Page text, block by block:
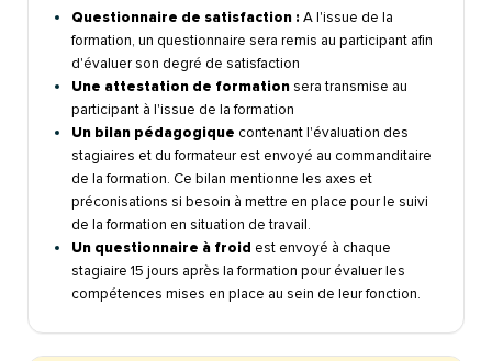
Questionnaire de satisfaction : A l'issue de la
formation, un questionnaire sera remis au participant afin
d'évaluer son degré de satisfaction
Une attestation de formation sera transmise au
participant à l'issue de la formation
Un bilan pédagogique contenant l'évaluation des
stagiaires et du formateur est envoyé au commanditaire
de la formation. Ce bilan mentionne les axes et
préconisations si besoin à mettre en place pour le suivi
de la formation en situation de travail.
Un questionnaire à froid est envoyé à chaque
stagiaire 15 jours après la formation pour évaluer les
compétences mises en place au sein de leur fonction.